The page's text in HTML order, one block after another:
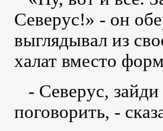
Северус!» - он
выглядывал из
халат вместо
- Северус,
поговорить, -